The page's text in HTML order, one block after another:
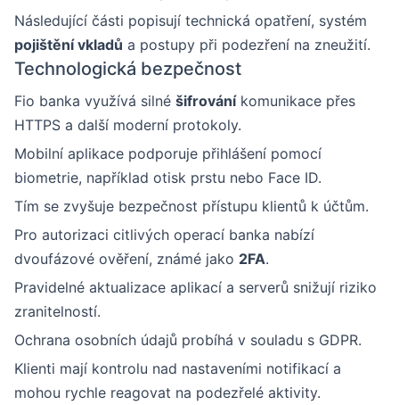
Následující části popisují technická opatření, systém
pojištění vkladů a postupy při podezření na zneužití.
Technologická bezpečnost
Fio banka využívá silné šifrováníkomunikace přes
HTTPS a další moderní protokoly.
Mobilní aplikace podporuje přihlášení pomocí
biometrie, například otisk prstu nebo Face ID.
Tím se zvyšuje bezpečnost přístupu klientů k účtům.
Pro autorizaci citlivých operací banka nabízí
dvoufázové ověření, známé jako 2FA.
Pravidelné aktualizace aplikací a serverů snižují riziko
zranitelností.
Ochrana osobních údajů probíhá v souladu s GDPR.
Klienti mají kontrolu nad nastaveními notifikací a
mohou rychle reagovat na podezřelé aktivity.